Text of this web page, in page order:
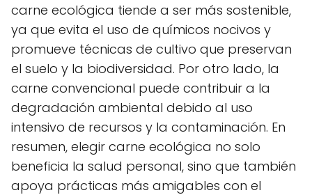
carne ecológica tiende a ser más sostenible,
ya que evita el uso de químicos nocivos y
promueve técnicas de cultivo que preservan
el suelo y la biodiversidad. Por otro lado, la
carne convencional puede contribuir a la
degradación ambiental debido al uso
intensivo de recursos y la contaminación. En
resumen, elegir carne ecológica no solo
beneficia la salud personal, sino que también
apoya prácticas más amigables con el